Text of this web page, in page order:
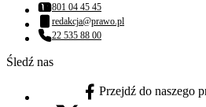
Numer telefonu:
801 04 45 45
Adres email:
redakcja@prawo.pl
Numer telefonu:
22 535 88 00
Śledź nas
facebook - otwiera się w nowej
Przejdź do naszego